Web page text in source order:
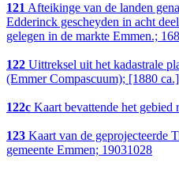
121Afteikinge van de landen
Edderinck gescheyden in acht
gelegen in de markte Emmen.;
122 Uittreksel uit het kadastrale
(Emmer Compascuum); [1880 ca.]
122c Kaart bevattende het
123 Kaart van de geprojecteerde
gemeente Emmen; 19031028